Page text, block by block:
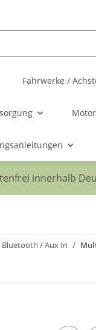
Fahrwerke /
innerhalb
Bluetooth / Aux In